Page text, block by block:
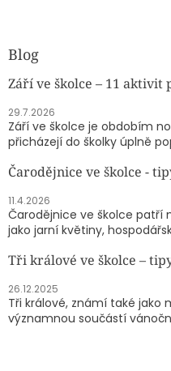
Blog
Září ve školce – 11
29.7.2026
Září ve školce je obdobím
přicházejí do školky úplně
Čarodějnice ve školce -
11.4.2026
Čarodějnice ve školce patří
jako jarní květiny,
Tři králové ve školce –
26.12.2025
Tři králové, známí také jako
významnou součástí